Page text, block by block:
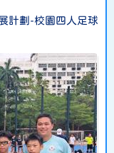
計劃-校園四人足球